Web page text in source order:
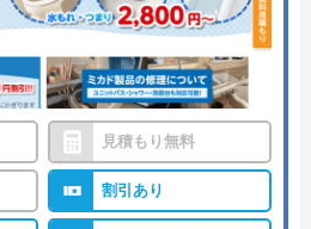
見積もり無料
割引あり